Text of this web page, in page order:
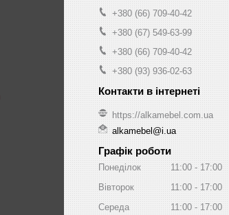
+380 (66) 709-40-42
+380 (67) 549-63-99
+380 (66) 709-40-42
+380 (93) 936-02-63
https://alkamebel.com.ua
alkamebel@i.ua
Графік роботи
Понеділок 11:00
17:00
Вівторок
11:00
17:00
Середа
11:00 17:00